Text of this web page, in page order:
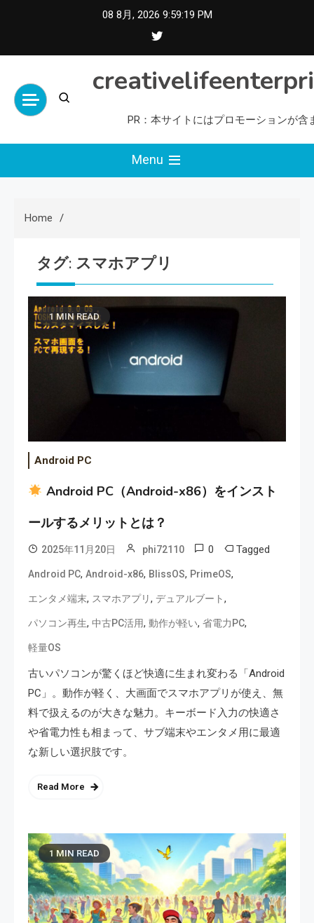
08 8月, 2026 9:59:19 PM
PR：本サイトにはプロモーションが含
Menu
Home
タグ: スマホアプリ
1 MIN READ
Android PC
Android PC（Android-x86）をインスト
ールするメリットとは？
2025年11月20日 phi72110 0 Tagged
Android PC, Android-x86, BlissOS, PrimeOS,
エンタメ端末, スマホアプリ, デュアルブート,
パソコン再生, 中古PC活用, 動作が軽い, 省電力PC,
軽量OS
古いパソコンが驚くほど快適に生まれ変わる「Android
PC」。動作が軽く、大画面でスマホアプリが使え、無
料で扱えるのが大きな魅力。キーボード入力の快適さ
や省電力性も相まって、サブ端末やエンタメ用に最適
な新しい選択肢です。
Read More
1 MIN READ